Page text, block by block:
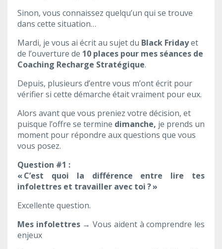
Sinon, vous connaissez quelqu’un qui se trouve
dans cette situation…
Mardi, je vous ai écrit au sujet du Black Fridayet
de l’ouverture de 10 places pour mes séances de
Coaching Recharge Stratégique.
Depuis, plusieurs d’entre vous m’ont écrit pour
vérifier si cette démarche était vraiment pour eux.
Alors avant que vous preniez votre décision, et
puisque l’offre se termine dimanche, je prends un
moment pour répondre aux questions que vous
vous posez.
Question #1 :
« C’est quoi la différence entre lire tes
infolettres et travailler avec toi ? »
Excellente question.
Mes infolettres → Vous aident à comprendre les
enjeux